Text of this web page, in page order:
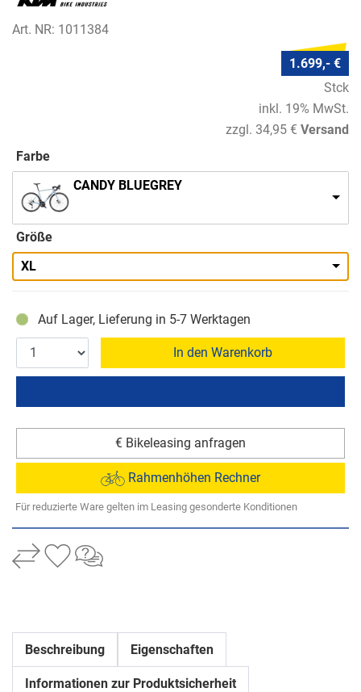
Art. NR: 1011384
1.699,- €
Stck
inkl. 19% MwSt.
zzgl. 34,95 € Versand
Farbe
CANDY BLUEGREY
Größe
XL
Auf Lager, Lieferung in 5-7 Werktagen
In den Warenkorb
€ Bikeleasing anfragen
Rahmenhöhen Rechner
Für reduzierte Ware gelten im Leasing gesonderte Konditionen
Beschreibung Eigenschaften
Informationen zur Produktsicherheit